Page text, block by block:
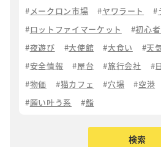
メークロン市場
ヤワラート
ロットファイマーケット
初心
夜遊び
大使館 大食い 天
安全情報
屋台 旅行会社
物価
猫カフェ 穴場 空港
願い叶う系
鮨